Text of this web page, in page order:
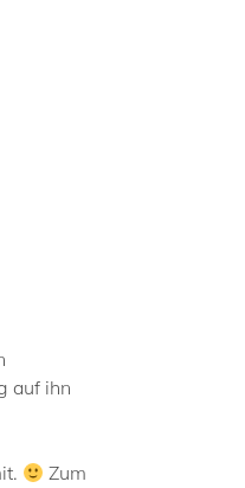
auf ihn
Zum